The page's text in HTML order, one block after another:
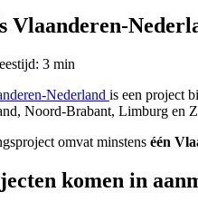
Vlaanderen-
3 min
Nederland is een project
Noord-Brabant, Limburg en
omvat minstens één
komen in